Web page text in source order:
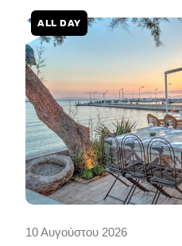
10 Αυγούστου 2026
ALL DAY